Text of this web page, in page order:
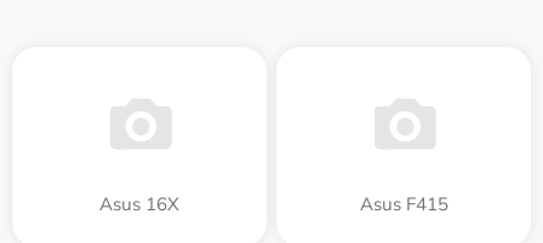
Asus 16X Asus F415